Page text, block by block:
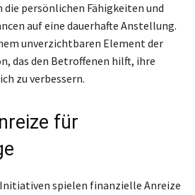
persönlichen Fähigkeiten und
auf eine dauerhafte Anstellung.
unverzichtbaren Element der
das den Betroffenen hilft, ihre
zu verbessern.
für
spielen finanzielle Anreize